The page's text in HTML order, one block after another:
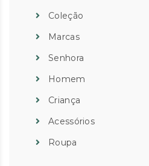
Coleção
Marcas
Senhora
Homem
Criança
Acessórios
Roupa